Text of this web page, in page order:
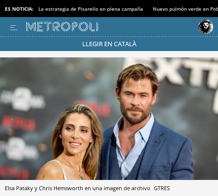
ES NOTICIA: La estrategia de Pisarello en plena campaña Nuevo pulmón verde en
LLEGIR EN CATALÀ
Pásate al MODO AHORRO
Elsa Pataky y Chris Hemsworth en una imagen de archivo GTRES